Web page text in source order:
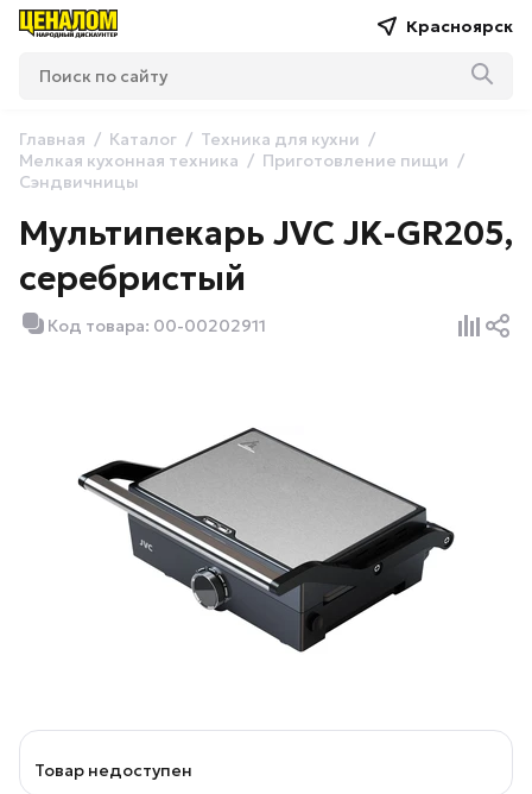
Красноярск
Главная Каталог
Техника для кухни
Мелкая кухонная техника
Приготовление пищи
Сэндвичницы
Мультипекарь JVC JK-GR205,
серебристый
Код товара: 00-00202911
Товар недоступен